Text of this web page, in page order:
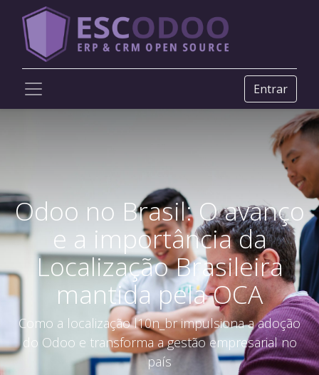
Entrar
Odoo no Brasil: O avanço
e a importância da
Localização Brasileira
mantida pela OCA
Como a localização l10n_br impulsiona a adoção
do Odoo e transforma a gestão empresarial no
país